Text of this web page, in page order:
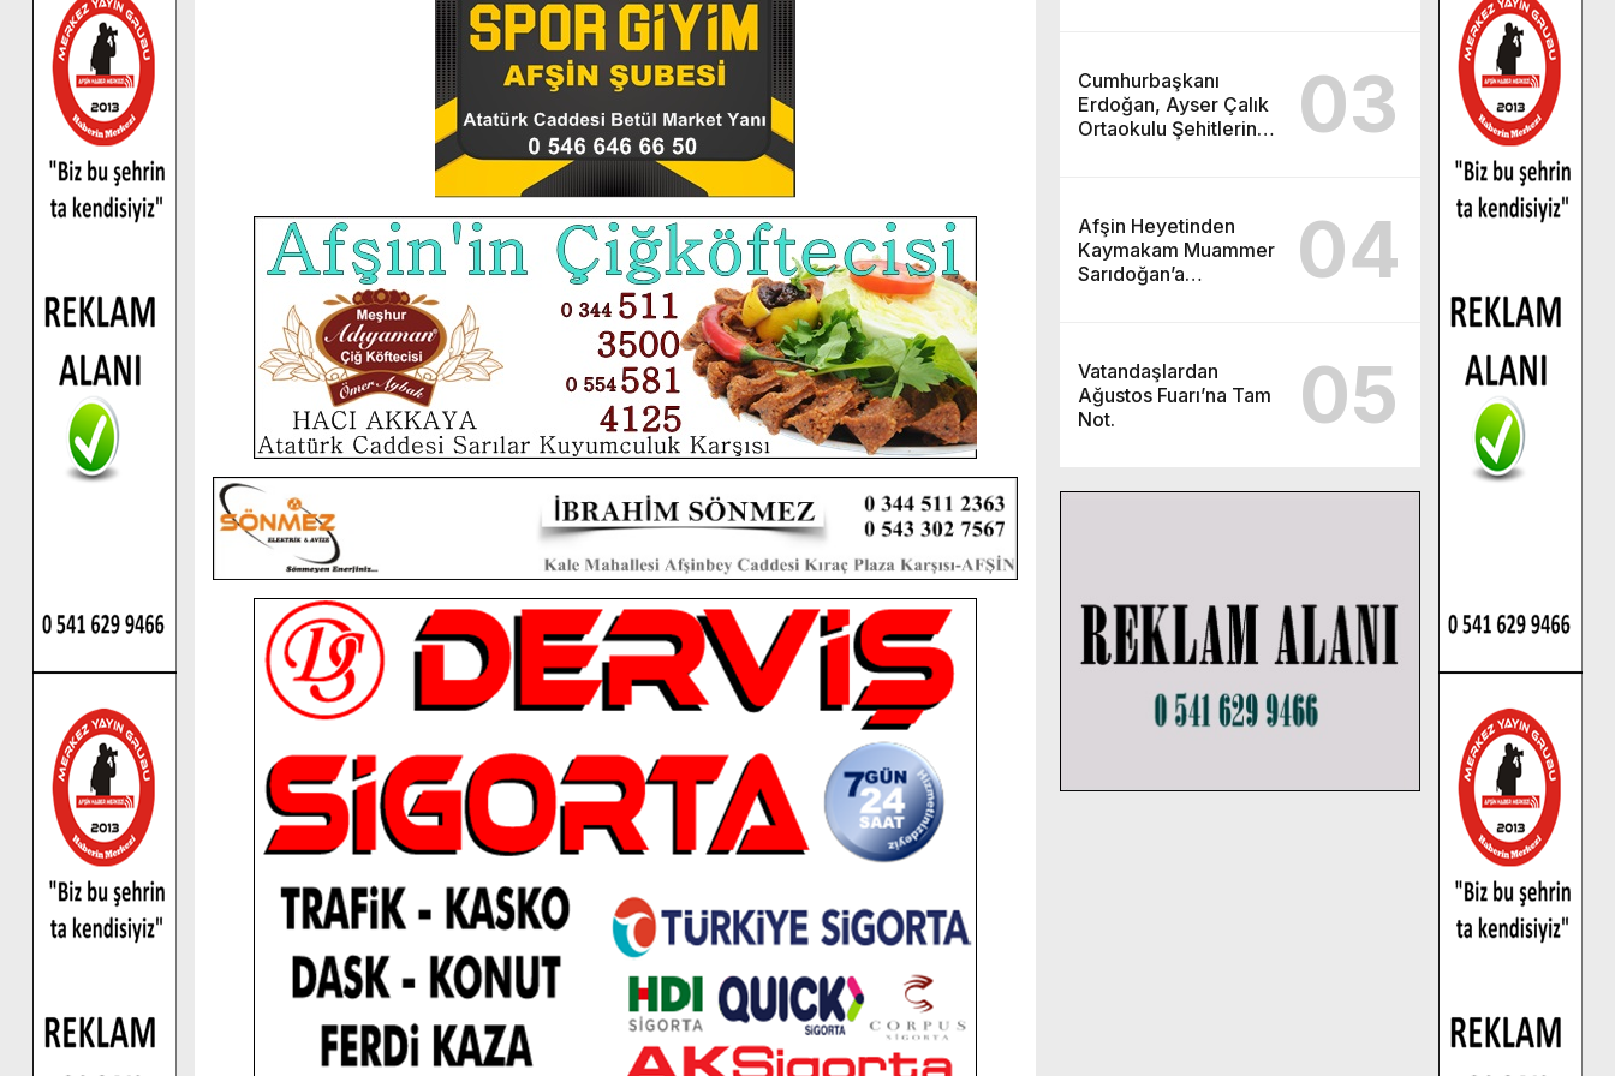
Cumhurbaşkanı
Erdoğan, Ayser Çalık
Ortaokulu Şehitlerinin
03
Afşin Heyetinden
Kaymakam Muammer
Sarıdoğan’a
04
Vatandaşlardan
Ağustos Fuarı’na Tam
Not.
05